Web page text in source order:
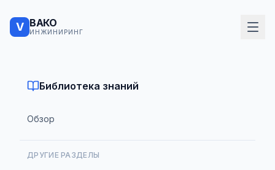
V ВАКО
ИНЖИНИРИНГ
Библиотека знаний
Обзор
ДРУГИЕ РАЗДЕЛЫ